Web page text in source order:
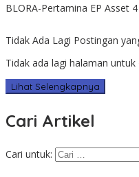
BLORA-Pertamina EP Asset
Tidak Ada Lagi Postingan
Tidak ada lagi halaman untuk
Lihat Selengkapnya
Cari Artikel
Cari untuk: